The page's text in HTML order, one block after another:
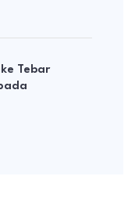
Tebar